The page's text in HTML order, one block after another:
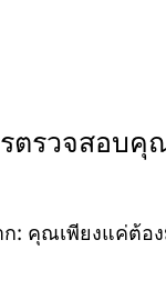
ตรวจสอบ
: คุณเพียงแค่ต้อ